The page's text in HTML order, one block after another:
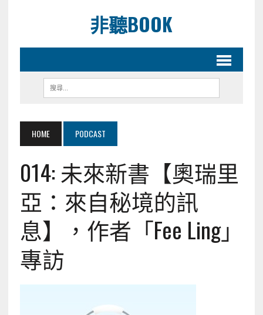
非聽BOOK
HOME PODCAST
014: 未來新書【奧瑞里
亞：來自秘境的訊
息】，作者「Fee Ling」
專訪